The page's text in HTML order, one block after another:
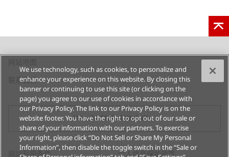
新
标
签
页
中
打
开
联系我们在
新
标
签
页
中
打
开
Hitachi Global Website
网站利用条件在 个人信息保护政策在
We use technology, such as cookies, to personalize and
enhance your experience on this website. By closing this
banner or continuing to use this site (or clicking on the
page) you agree to our use of cookies in accordance with
our Privacy Policy. The link to our Privacy Policy is on the
website footer. You have the right to opt out of our sale or
share of your information with our partners. To exercise
your right, please click “Do Not Sell or Share My Personal
Information”, then disable the toggle switch in the “Sale or